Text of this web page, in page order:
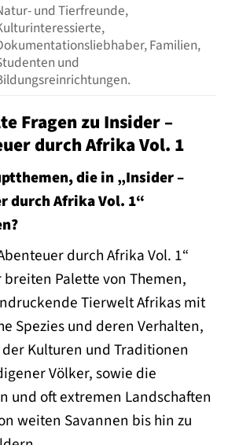
und Tierfreunde,
Familien,
und
Fragen zu Insider –
durch Afrika Vol. 1
die in „Insider –
durch Afrika Vol. 1“
durch Afrika Vol. 1“
Palette von Themen,
Tierwelt Afrikas mit
Spezies und deren Verhalten,
Kulturen und Traditionen
Völker, sowie die
und oft extremen Landschaften
weiten Savannen bis hin zu